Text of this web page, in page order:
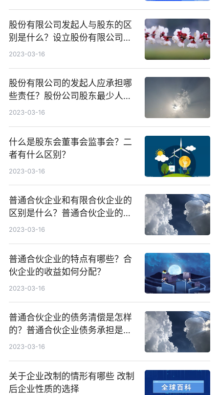
股份有限公司发起人与股东的区
别是什么？设立股份有限公司要
满足什么条件？
2023-03-16
股份有限公司的发起人应承担哪
些责任？股份公司股东最少人数
是多少？
2023-03-16
什么是股东会董事会监事会？二
者有什么区别？
2023-03-16
普通合伙企业和有限合伙企业的
区别是什么？普通合伙企业的设
立条件有哪些？
2023-03-16
普通合伙企业的特点有哪些？合
伙企业的收益如何分配？
2023-03-16
普通合伙企业的债务清偿是怎样
的？普通合伙企业债务承担是怎
样的？
2023-03-16
关于企业改制的情形有哪些 改制
后企业性质的选择